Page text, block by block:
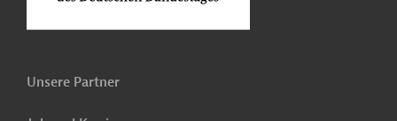
Unsere Partner